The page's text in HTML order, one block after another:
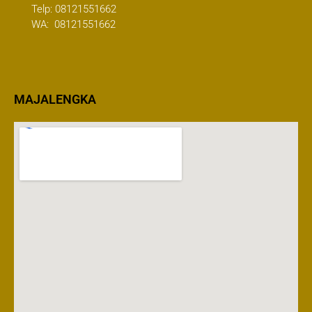
MAJALENGKA
Telp: 08121551662
WA: 08121551662